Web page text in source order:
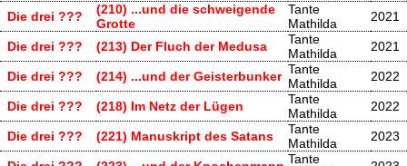
Die drei ???
(210) ...und die schweigende
Grotte
Tante
Mathilda
2021
Die drei ??? (213) Der Fluch der Medusa
Tante
Mathilda
2021
Die drei ??? (214) ...und der Geisterbunker Tante
Mathilda
2022
Die drei ??? (218) Im Netz der Lügen
Tante
Mathilda
2022
Die drei ??? (221) Manuskript des Satans
Tante
Mathilda
2023
Tante